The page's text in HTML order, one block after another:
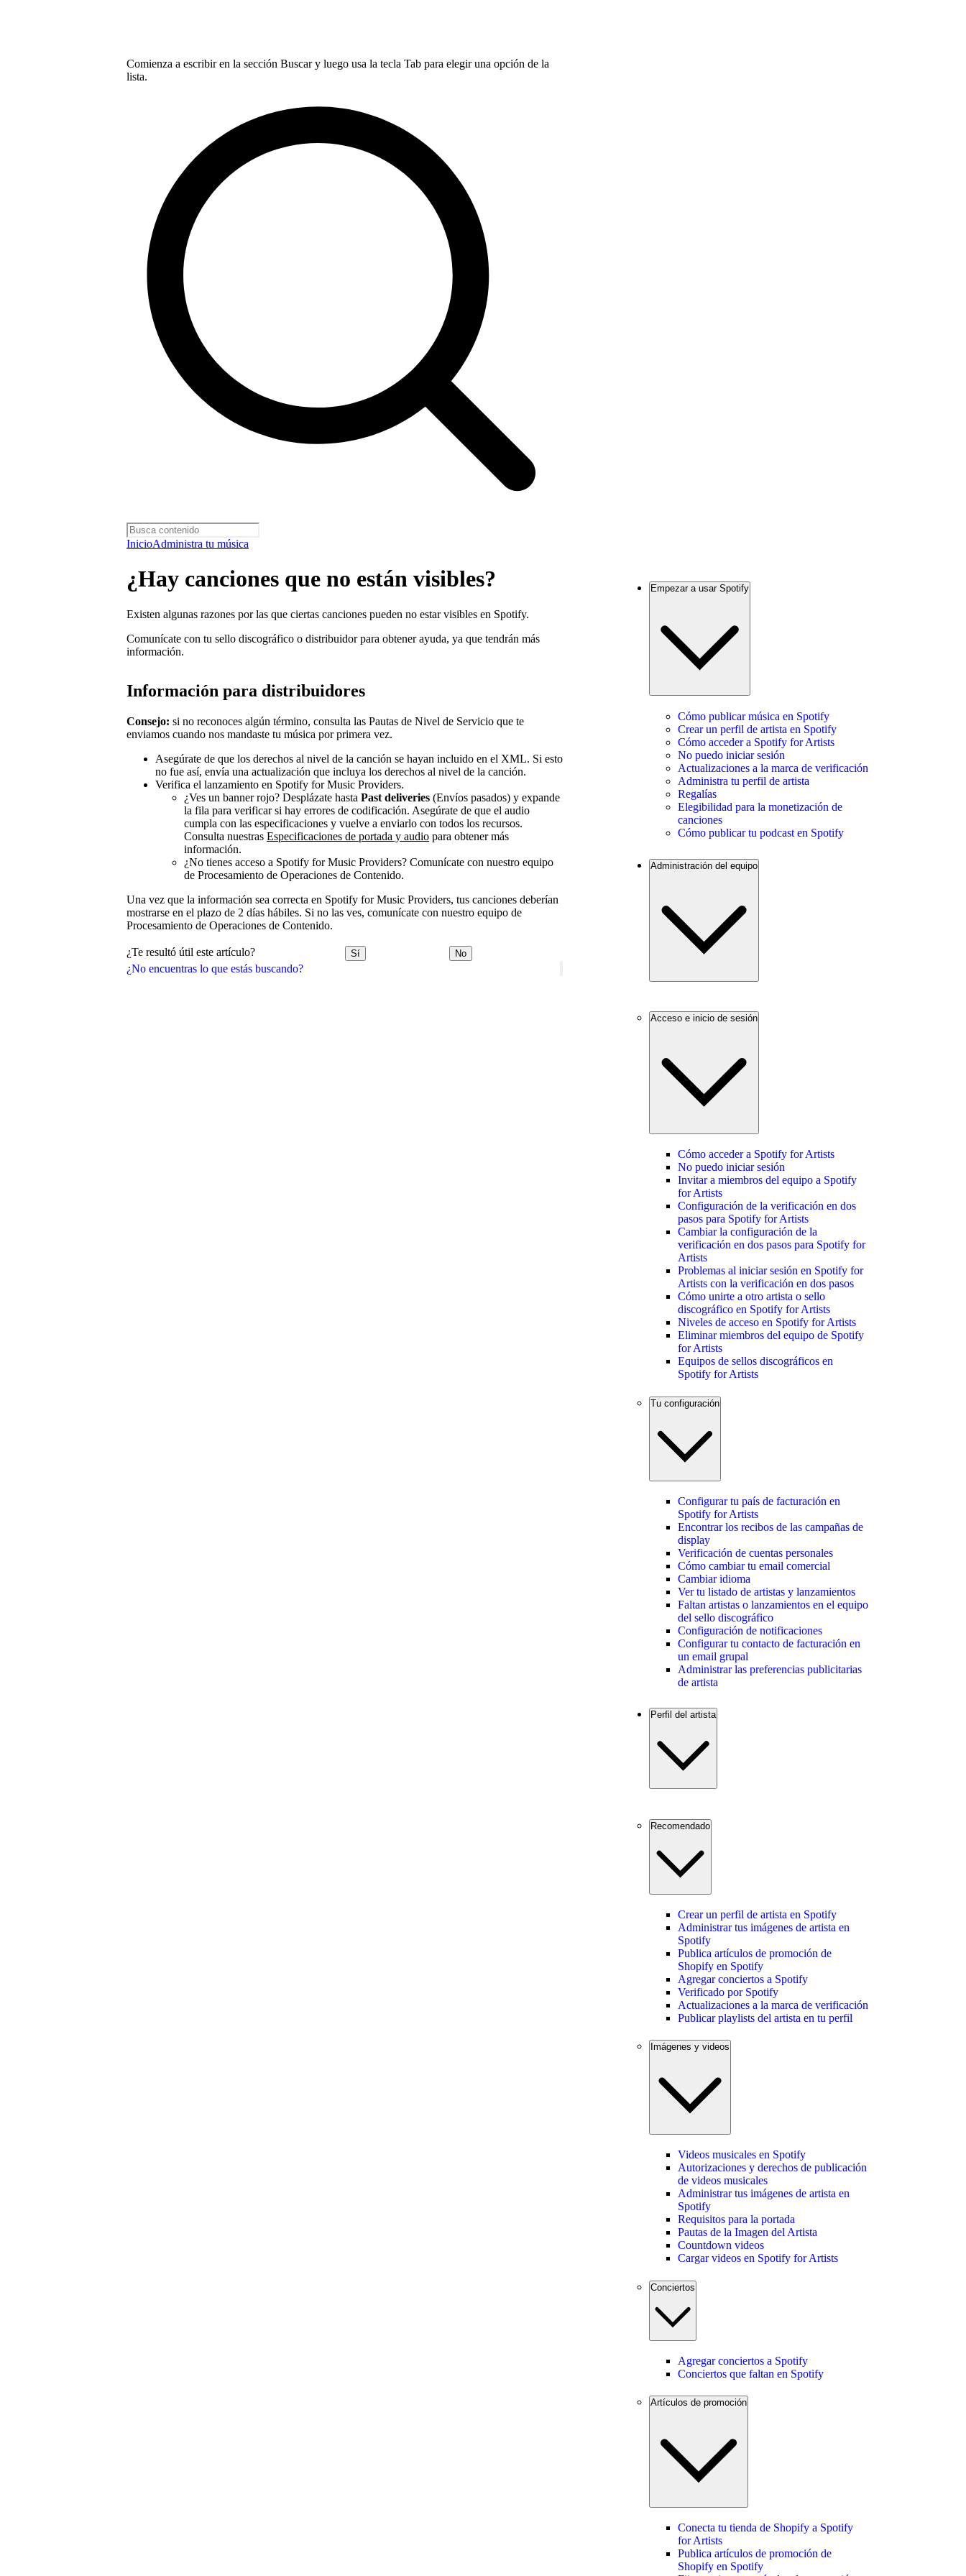
Comienza a escribir en la sección Buscar y luego usa la tecla Tab para elegir una opción de la
lista.
InicioAdministra tu música
¿No encuentras lo que estás buscando?
¿Hay canciones que no están visibles?
Existen algunas razones por las que ciertas canciones pueden no estar visibles en Spotify.
Comunícate con tu sello discográfico o distribuidor para obtener ayuda, ya que tendrán más
información.
Información para distribuidores
Consejo: si no reconoces algún término, consulta las Pautas de Nivel de Servicio que te
enviamos cuando nos mandaste tu música por primera vez.
Asegúrate de que los derechos al nivel de la canción se hayan incluido en el XML. Si esto
no fue así, envía una actualización que incluya los derechos al nivel de la canción.
Verifica el lanzamiento en Spotify for Music Providers.
¿Ves un banner rojo? Desplázate hasta Past deliveries (Envíos pasados) y expande
la fila para verificar si hay errores de codificación. Asegúrate de que el audio
cumpla con las especificaciones y vuelve a enviarlo con todos los recursos.
Consulta nuestras Especificaciones de portada y audio para obtener más
información.
¿No tienes acceso a Spotify for Music Providers? Comunícate con nuestro equipo
de Procesamiento de Operaciones de Contenido.
Una vez que la información sea correcta en Spotify for Music Providers, tus canciones deberían
mostrarse en el plazo de 2 días hábiles. Si no las ves, comunícate con nuestro equipo de
Procesamiento de Operaciones de Contenido.
¿Te resultó útil este artículo? Sí No
Empezar a usar Spotify
Cómo publicar música en Spotify
Crear un perfil de artista en Spotify
Cómo acceder a Spotify for Artists
No puedo iniciar sesión
Actualizaciones a la marca de verificación
Administra tu perfil de artista
Regalías
Elegibilidad para la monetización de
canciones
Cómo publicar tu podcast en Spotify
Administración del equipo
Acceso e inicio de sesión
Cómo acceder a Spotify for Artists
No puedo iniciar sesión
Invitar a miembros del equipo a Spotify
for Artists
Configuración de la verificación en dos
pasos para Spotify for Artists
Cambiar la configuración de la
verificación en dos pasos para Spotify for
Artists
Problemas al iniciar sesión en Spotify for
Artists con la verificación en dos pasos
Cómo unirte a otro artista o sello
discográfico en Spotify for Artists
Niveles de acceso en Spotify for Artists
Eliminar miembros del equipo de Spotify
for Artists
Equipos de sellos discográficos en
Spotify for Artists
Tu configuración
Configurar tu país de facturación en
Spotify for Artists
Encontrar los recibos de las campañas de
display
Verificación de cuentas personales
Cómo cambiar tu email comercial
Cambiar idioma
Ver tu listado de artistas y lanzamientos
Faltan artistas o lanzamientos en el equipo
del sello discográfico
Configuración de notificaciones
Configurar tu contacto de facturación en
un email grupal
Administrar las preferencias publicitarias
de artista
Perfil del artista
Recomendado
Crear un perfil de artista en Spotify
Administrar tus imágenes de artista en
Spotify
Publica artículos de promoción de
Shopify en Spotify
Agregar conciertos a Spotify
Verificado por Spotify
Actualizaciones a la marca de verificación
Publicar playlists del artista en tu perfil
Imágenes y videos
Videos musicales en Spotify
Autorizaciones y derechos de publicación
de videos musicales
Administrar tus imágenes de artista en
Spotify
Requisitos para la portada
Pautas de la Imagen del Artista
Countdown videos
Cargar videos en Spotify for Artists
Conciertos
Agregar conciertos a Spotify
Conciertos que faltan en Spotify
Artículos de promoción
Conecta tu tienda de Shopify a Spotify
for Artists
Publica artículos de promoción de
Shopify en Spotify